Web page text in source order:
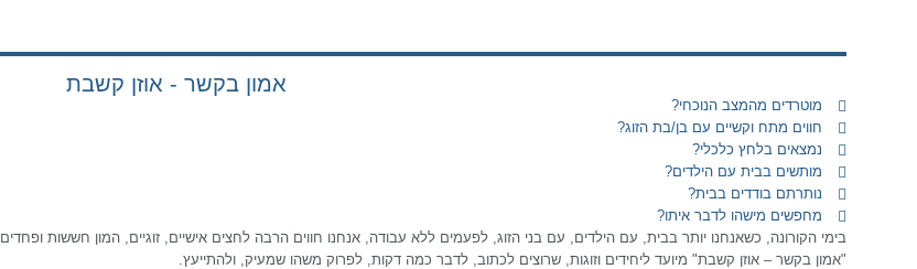
אמון בקשר - אוזן קשבת
מוטרדים מהמצב הנוכחי?
חווים מתח וקשיים עם בן/בת הזוג?
נמצאים בלחץ כלכלי?
מותשים בבית עם הילדים?
נותרתם בודדים בבית?
מחפשים מישהו לדבר איתו?
בימי הקורונה, כשאנחנו יותר בבית, עם הילדים, עם בני הזוג, לפעמים ללא עבודה, אנחנו חווים הרבה לחצים אישיים, זוגיים, המון חששות ופחדים.
"אמון בקשר – אוזן קשבת" מיועד ליחידים וזוגות, שרוצים לכתוב, לדבר כמה דקות, לפרוק משהו שמעיק, ולהתייעץ.